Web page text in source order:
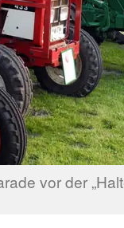
vor der